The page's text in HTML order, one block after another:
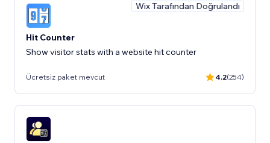
Wix Tarafından Doğrulandı
Hit Counter
Show visitor stats with a website hit counter
Ücretsiz paket mevcut 4.2(254)